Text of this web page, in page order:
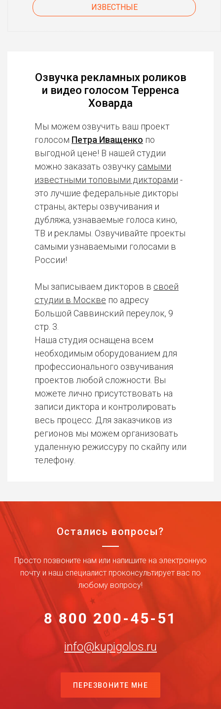
ИЗВЕСТНЫЕ
Озвучка рекламных роликов
и видео голосом Терренса
Ховарда
Мы можем озвучить ваш проект
голосом Петра Иващенко по
выгодной цене! В нашей студии
можно заказать озвучку самыми
известными топовыми дикторами -
это лучшие федеральные дикторы
страны, актеры озвучивания и
дубляжа, узнаваемые голоса кино,
ТВ и рекламы. Озвучивайте проекты
самыми узнаваемыми голосами в
России!
Мы записываем дикторов в своей
студии в Москве по адресу
Большой Саввинский переулок, 9
стр. 3.
Наша студия оснащена всем
необходимым оборудованием для
профессионального озвучивания
проектов любой сложности. Вы
можете лично присутствовать на
записи диктора и контролировать
весь процесс. Для заказчиков из
регионов мы можем организовать
удаленную режиссуру по скайпу или
телефону.
Остались вопросы?
Просто позвоните нам или напишите на электронную
почту и наш специалист проконсультирует вас по
любому вопросу!
8 800 200-45-51
info@kupigolos.ru
ПЕРЕЗВОНИТЕ МНЕ